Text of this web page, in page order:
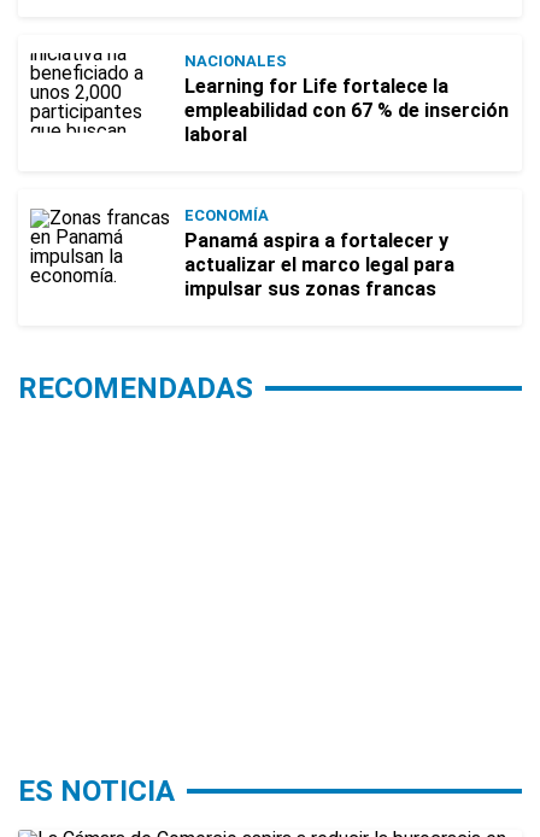
NACIONALES
Learning for Life fortalece la
empleabilidad con 67 % de inserción
laboral
ECONOMÍA
Panamá aspira a fortalecer y
actualizar el marco legal para
impulsar sus zonas francas
RECOMENDADAS
ES NOTICIA